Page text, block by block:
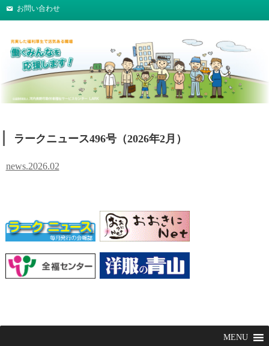
お問い合わせ
ラークニュース496号（2026年2月）
news.2026.02
MENU